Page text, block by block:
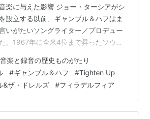
楽に与えた影響 ジョー・ターシアがシ
設立する以前、ギャンブル＆ハフはま
いがたいソングライター／プロデュー
。1967年に全米4位まで昇ったソウ
だった。だが、そこでつながりを深め
ク・レコードから1968年の春にデカい
。それは「Tighten Up」（タイトゥ
ヒットさせたアーチー・ベル＆ザ・ド
ースだった。 アーチー・ベル＆ザ・ド
音楽と録音の歴史ものがたり
#ギャンブル＆ハフ #Tighten Up
&ザ・ドレルズ #フィラデルフィア